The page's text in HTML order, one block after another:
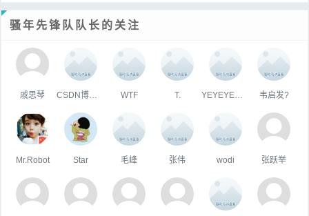
骚年先锋队队长的关注
戚思琴 WTF T. 韦启发?
Mr.Robot Star 毛峰 张伟 wodi 张跃举